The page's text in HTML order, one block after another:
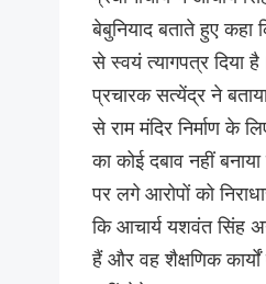
बेबुनियाद बताते हुए कहा
से स्वयं त्यागपत्र दिया
प्रचारक सत्येंद्र ने
से राम मंदिर निर्माण के
का कोई दबाव नहीं
पर लगे आरोपों को
कि आचार्य यशवंत सिंह
हैं और वह शैक्षणिक